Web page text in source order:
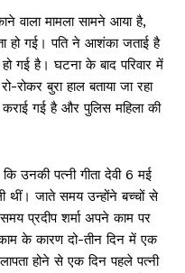
वाला मामला सामने आया है,
हो गई। पति ने आशंका जताई है
गई है। घटना के बाद परिवार में
बुरा हाल बताया जा रहा
गई है और पुलिस महिला की
कि उनकी पत्नी गीता देवी 6 मई
जाते समय उन्होंने बच्चों से
प्रदीप शर्मा अपने काम पर
के कारण दो-तीन दिन में एक
होने से एक दिन पहले पत्नी